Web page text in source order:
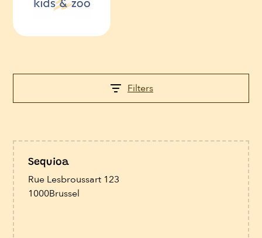
Filters
Sequioa
Rue Lesbroussart 123
1000Brussel